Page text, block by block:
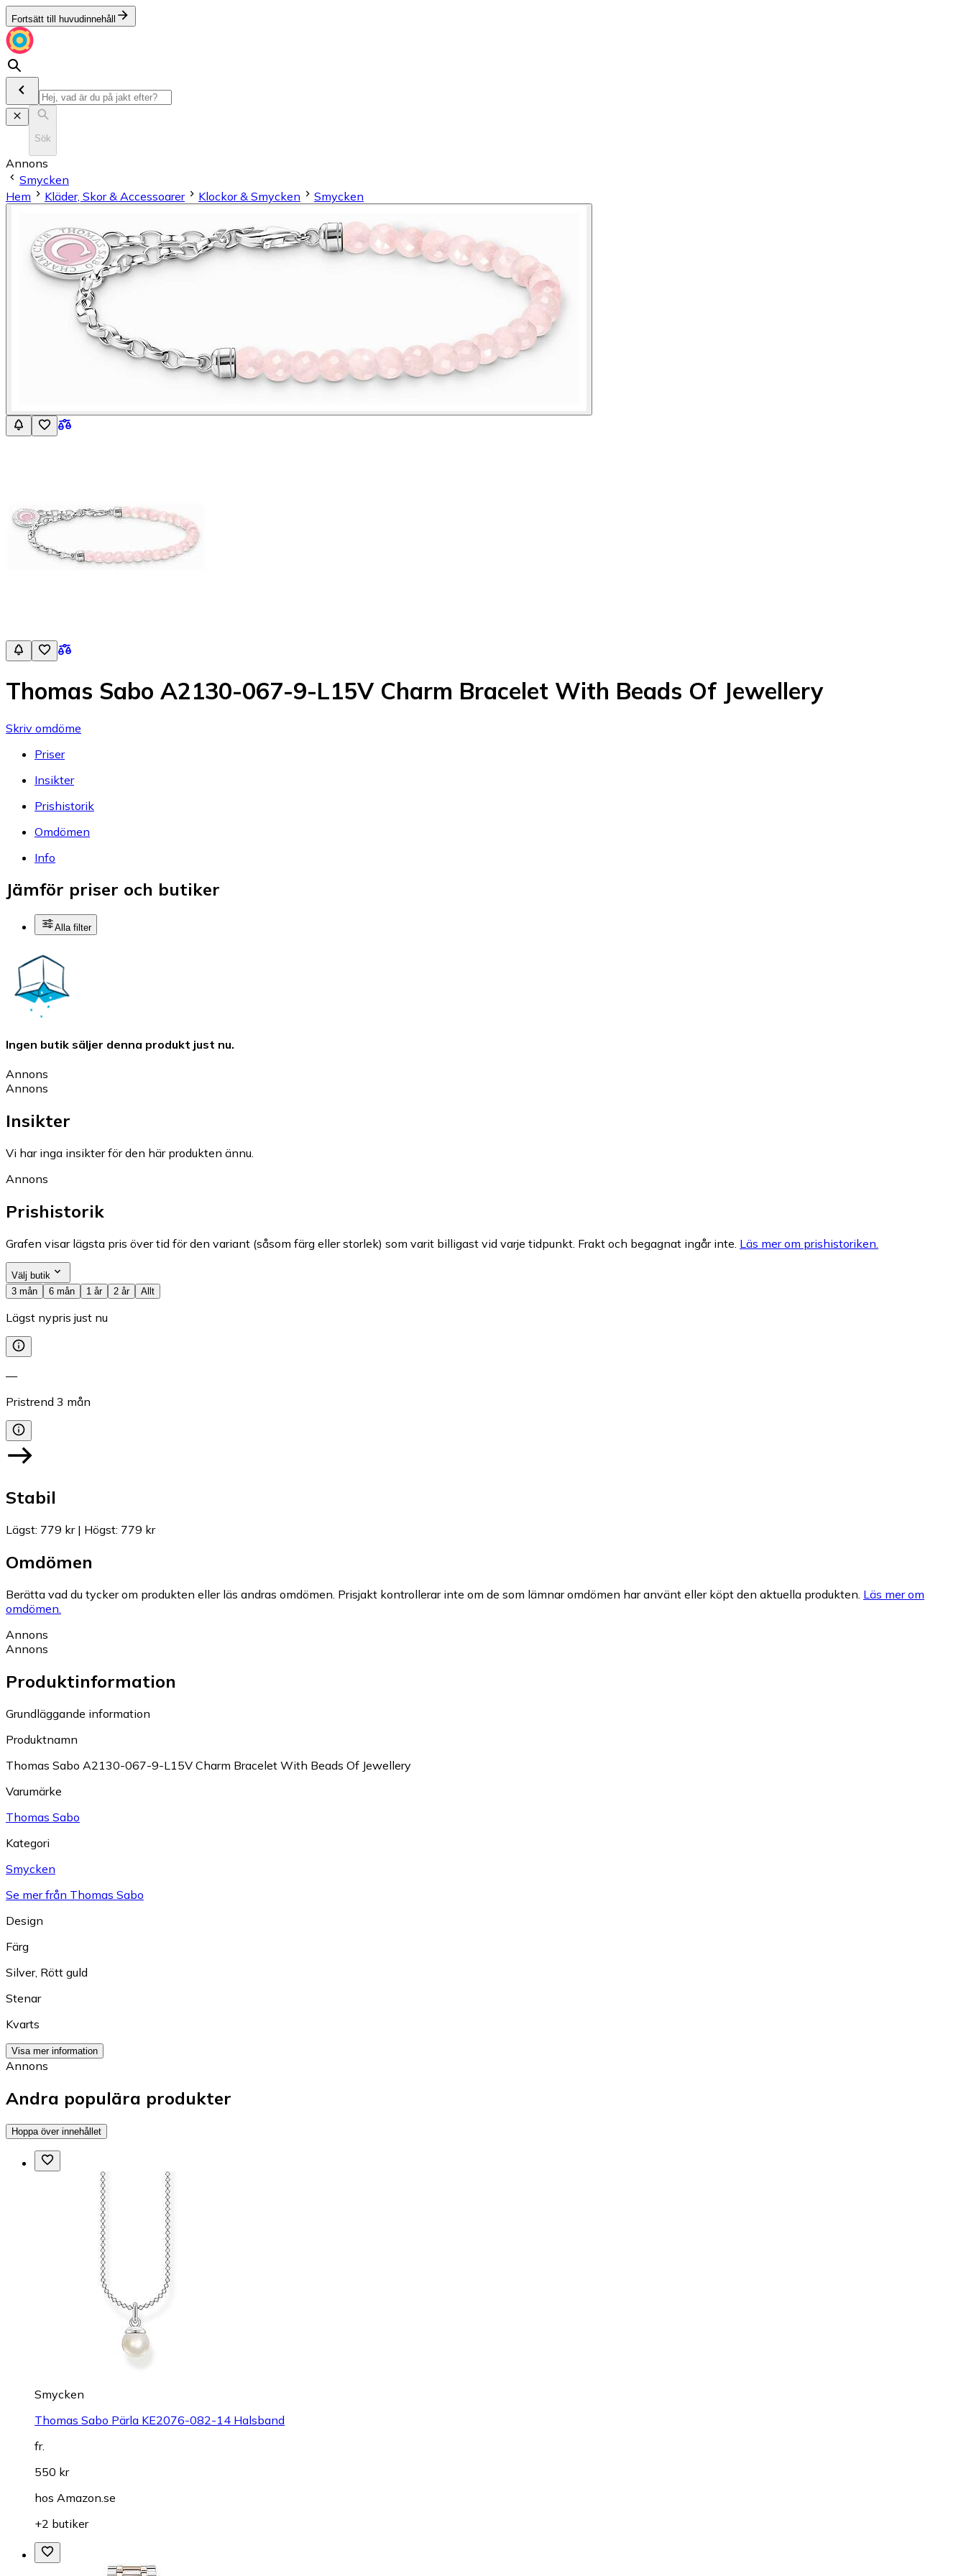
Fortsätt till huvudinnehåll
Sök
Annons
Smycken
Hem
Kläder, Skor & Accessoarer Klockor & Smycken Smycken
Thomas Sabo A2130-067-9-L15V Charm Bracelet With Beads Of Jewellery
Skriv omdöme
Priser
Insikter
Prishistorik
Omdömen
Info
Jämför priser och butiker
Alla filter
Ingen butik säljer denna produkt just nu.
Annons
Annons
Insikter
Vi har inga insikter för den här produkten ännu.
Annons
Prishistorik
Grafen visar lägsta pris över tid för den variant (såsom färg eller storlek) som varit billigast vid varje tidpunkt. Frakt och begagnat ingår inte. Läs mer om prishistoriken.
Välj butik
3 mån
6 mån 1 år 2 år Allt
Lägst nypris just nu
—
Pristrend 3 mån
Stabil
Lägst: 779 kr| Högst: 779 kr
Omdömen
Berätta vad du tycker om produkten eller läs andras omdömen. Prisjakt kontrollerar inte om de som lämnar omdömen har använt eller köpt den aktuella produkten. Läs mer om
omdömen.
Annons
Annons
Produktinformation
Grundläggande information
Produktnamn
Thomas Sabo A2130-067-9-L15V Charm Bracelet With Beads Of Jewellery
Varumärke
Thomas Sabo
Kategori
Smycken
Se mer från Thomas Sabo
Design
Färg
Silver, Rött guld
Stenar
Kvarts
Visa mer information
Annons
Andra populära produkter
Hoppa över innehållet
Smycken
Thomas Sabo Pärla KE2076-082-14 Halsband
fr.
550 kr
hos Amazon.se
+2 butiker